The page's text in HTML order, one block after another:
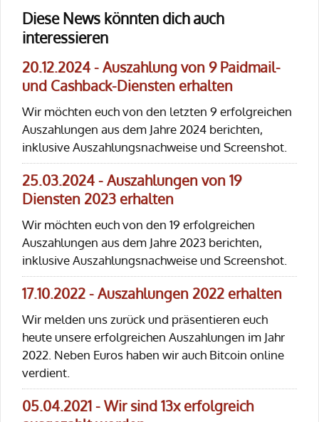
Diese News könnten dich auch
interessieren
20.12.2024 - Auszahlung von 9 Paidmail-
und Cashback-Diensten erhalten
Wir möchten euch von den letzten 9 erfolgreichen
Auszahlungen aus dem Jahre 2024 berichten,
inklusive Auszahlungsnachweise und Screenshot.
25.03.2024 - Auszahlungen von 19
Diensten 2023 erhalten
Wir möchten euch von den 19 erfolgreichen
Auszahlungen aus dem Jahre 2023 berichten,
inklusive Auszahlungsnachweise und Screenshot.
17.10.2022 - Auszahlungen 2022 erhalten
Wir melden uns zurück und präsentieren euch
heute unsere erfolgreichen Auszahlungen im Jahr
2022. Neben Euros haben wir auch Bitcoin online
verdient.
05.04.2021 - Wir sind 13x erfolgreich